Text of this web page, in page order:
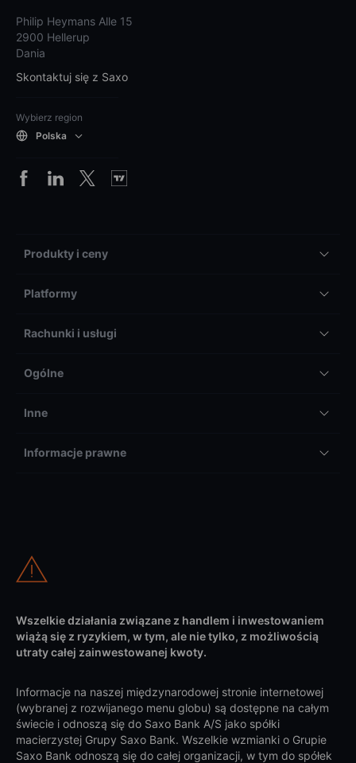
Philip Heymans Alle 15
2900 Hellerup
Dania
Skontaktuj się z Saxo
Wybierz region
Polska
Produkty i ceny
Platformy
Rachunki i usługi
Ogólne
Inne
Informacje prawne
Wszelkie działania związane z handlem i inwestowaniem
wiążą się z ryzykiem, w tym, ale nie tylko, z możliwością
utraty całej zainwestowanej kwoty.
Informacje na naszej międzynarodowej stronie internetowej
(wybranej z rozwijanego menu globu) są dostępne na całym
świecie i odnoszą się do Saxo Bank A/S jako spółki
macierzystej Grupy Saxo Bank. Wszelkie wzmianki o Grupie
Saxo Bank odnoszą się do całej organizacji, w tym do spółek